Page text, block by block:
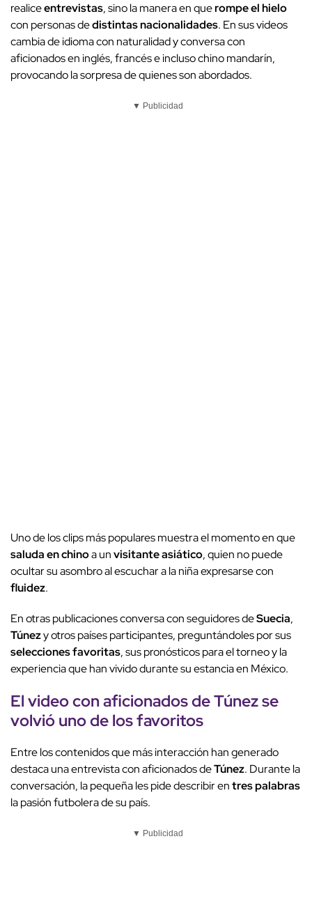
realiceentrevistas, sino la manera en querompe el hielo
con personas dedistintas nacionalidades. En sus videos
cambia de idioma con naturalidad y conversa con
aficionados en inglés, francés e incluso chino mandarín,
provocando la sorpresa de quienes son abordados.
▼ Publicidad
Uno de los clips más populares muestra el momento en que
saluda en chinoa unvisitante asiático, quien no puede
ocultar su asombro al escuchar a la niña expresarse con
fluidez.
En otras publicaciones conversa con seguidores deSuecia,
Túnezy otros países participantes, preguntándoles por sus
selecciones favoritas, sus pronósticos para el torneo y la
experiencia que han vivido durante su estancia en México.
El video con aficionados deTúnezse
volvió uno de los favoritos
Entre los contenidos que más interacción han generado
destaca una entrevista con aficionados deTúnez. Durante la
conversación, la pequeña les pide describir entres palabras
la pasión futbolera de su país.
▼ Publicidad